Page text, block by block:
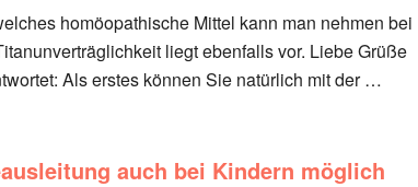
homöopathische Mittel kann man nehmen bei
liegt ebenfalls vor. Liebe Grüße
Als erstes können Sie natürlich mit der …
auch bei Kindern möglich